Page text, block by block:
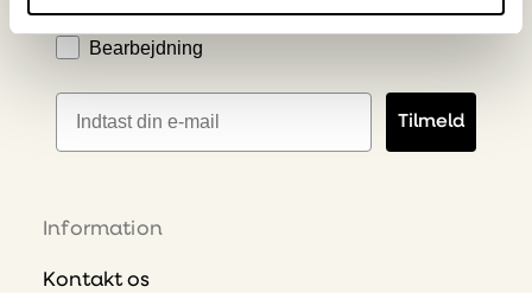
Industriteknisk Plast
Bearbejdning
E-mailadresse
Tilmeld
Information
Kontakt os